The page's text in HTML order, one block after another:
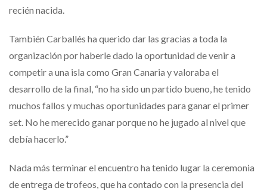
recién nacida.
También Carballés ha querido dar las gracias a toda la
organización por haberle dado la oportunidad de venir a
competir a una isla como Gran Canaria y valoraba el
desarrollo de la final, “no ha sido un partido bueno, he tenido
muchos fallos y muchas oportunidades para ganar el primer
set. No he merecido ganar porque no he jugado al nivel que
debía hacerlo.”
Nada más terminar el encuentro ha tenido lugar la ceremonia
de entrega de trofeos, que ha contado con la presencia del